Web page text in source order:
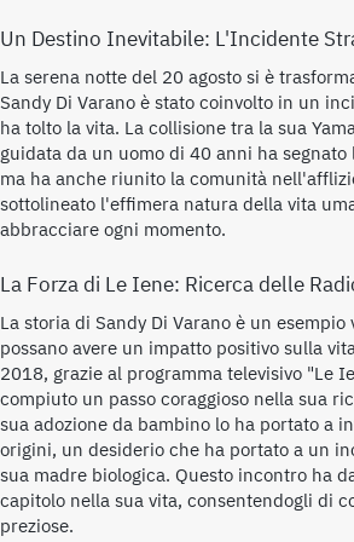
Un Destino Inevitabile: L'Incidente
La serena notte del 20 agosto si è
Sandy Di Varano è stato coinvolto in un
ha tolto la vita. La collisione tra la sua
guidata da un uomo di 40 anni ha
ma ha anche riunito la comunità
sottolineato l'effimera natura della vita
abbracciare ogni momento.
La Forza di Le Iene: Ricerca delle
La storia di Sandy Di Varano è un
possano avere un impatto positivo sulla
2018, grazie al programma televisivo "Le
compiuto un passo coraggioso nella sua
sua adozione da bambino lo ha portato a
origini, un desiderio che ha portato a un
sua madre biologica. Questo incontro ha
capitolo nella sua vita, consentendogli di
preziose.